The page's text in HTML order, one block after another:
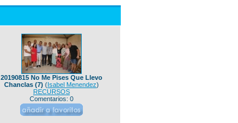
20190815 No Me Pises Que Llevo
Chanclas (7) (Isabel Menendez)
RECURSOS
Comentarios: 0